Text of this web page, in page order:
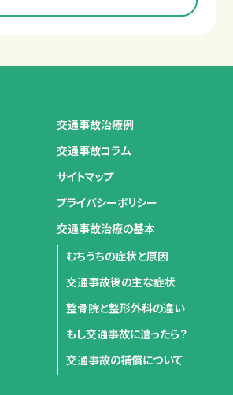
交通事故治療例
交通事故コラム
サイトマップ
プライバシーポリシー
交通事故治療の基本
むちうちの症状と原因
交通事故後の主な症状
整骨院と整形外科の違い
もし交通事故に遭ったら？
交通事故の補償について